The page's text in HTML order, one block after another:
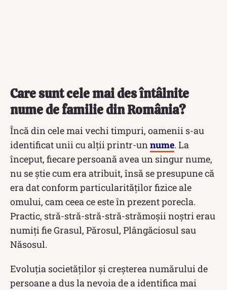
Care sunt cele mai des întâlnite
nume de familie din România?
Încă din cele mai vechi timpuri, oamenii s-au
identificat unii cu alții printr-un nume. La
început, fiecare persoană avea un singur nume,
nu se știe cum era atribuit, însă se presupune că
era dat conform particularităților fizice ale
omului, cam ceea ce este în prezent porecla.
Practic, stră-stră-stră-stră-strămoșii noștri erau
numiți fie Grasul, Părosul, Plângăciosul sau
Năsosul.
Evoluția societăților și creșterea numărului de
persoane a dus la nevoia de a identifica mai